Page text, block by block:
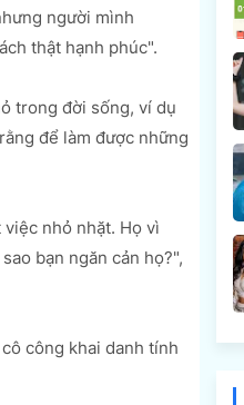
người mình
thật hạnh phúc".
trong đời sống, ví dụ
để làm được những
nhỏ nhặt. Họ vì
bạn ngăn cản họ?",
công khai danh tính